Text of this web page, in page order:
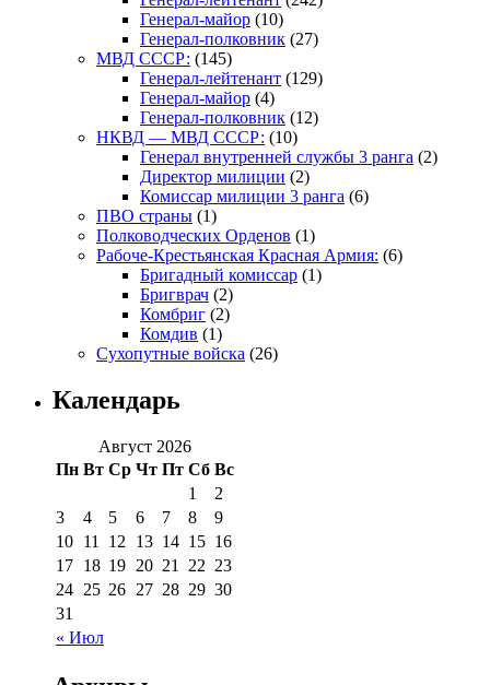
Генерал-майор (10)
Генерал-полковник (27)
МВД СССР: (145)
Генерал-лейтенант (129)
Генерал-майор (4)
Генерал-полковник (12)
НКВД — МВД СССР: (10)
Генерал внутренней службы 3 ранга (2)
Директор милиции (2)
Комиссар милиции 3 ранга (6)
ПВО страны (1)
Полководческих Орденов (1)
Рабоче-Крестьянская Красная Армия: (6)
Бригадный комиссар (1)
Бригврач (2)
Комбриг (2)
Комдив (1)
Сухопутные войска (26)
Календарь
Август 2026
Пн Вт Ср Чт Пт Сб Вс
« Июл
1
2
3
4 5 6 7 8
9
10 11 12 13 14 15 16
17 18 19 20 21 22 23
24 25 26 27 28 29 30
31